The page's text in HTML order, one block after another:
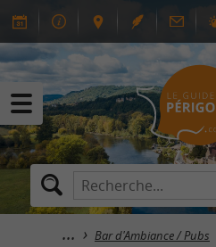
Bar d'Ambiance / Pubs